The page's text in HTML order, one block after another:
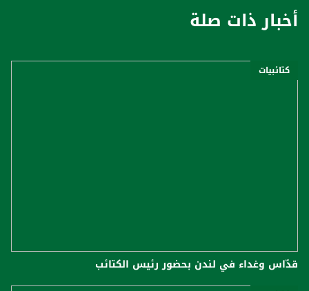
أخبار ذات صلة
كتائبيات
قدّاس وغداء في لندن بحضور رئيس الكتائب